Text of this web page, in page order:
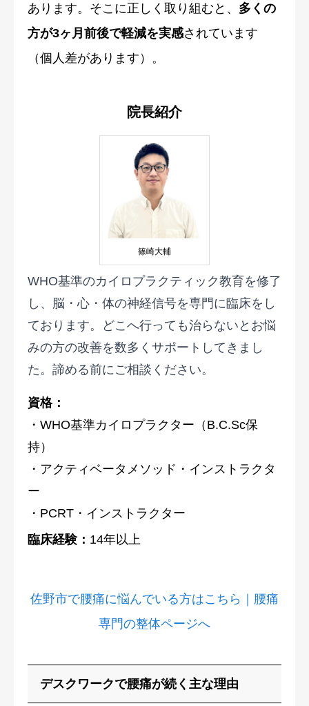
あります。そこに正しく取り組むと、 多くの
方が3ヶ月前後で軽減を実感されています
（個人差があります）。
院長紹介
篠崎大輔
WHO基準のカイロプラクティック教育を修了
し、脳・心・体の神経信号を専門に臨床をし
ております。どこへ行っても治らないとお悩
みの方の改善を数多くサポートしてきまし
た。諦める前にご相談ください。
資格：
・WHO基準カイロプラクター（B.C.Sc保
持）
・アクティベータメソッド・インストラクタ
ー
・PCRT・インストラクター
臨床経験： 14年以上
佐野市で腰痛に悩んでいる方はこちら｜腰痛
専門の整体ページへ
デスクワークで腰痛が続く主な理由